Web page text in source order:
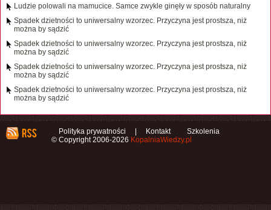
Ludzie polowali na mamucice. Samce zwykle ginęły w sposób naturalny
Spadek dzietności to uniwersalny wzorzec. Przyczyna jest prostsza, niż
można by sądzić
Spadek dzietności to uniwersalny wzorzec. Przyczyna jest prostsza, niż
można by sądzić
Spadek dzietności to uniwersalny wzorzec. Przyczyna jest prostsza, niż
można by sądzić
Spadek dzietności to uniwersalny wzorzec. Przyczyna jest prostsza, niż
można by sądzić
Polityka prywatności Kontakt
Szkolenia
© Copyright 2006-2026 KopalniaWiedzy.pl